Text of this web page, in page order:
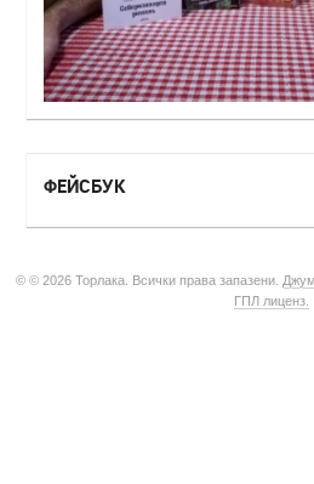
ФЕЙСБУК
© © 2026 Торлака. Всички права запазени.
ГПЛ лиценз.